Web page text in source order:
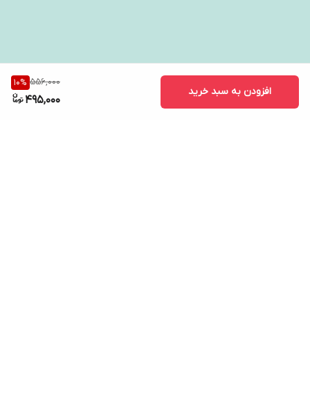
556,000
10%
495,000
افزودن به سبد خرید